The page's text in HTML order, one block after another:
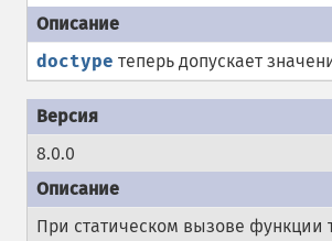
doctype теперь допускает
8.0.0
При статическом вызове функции